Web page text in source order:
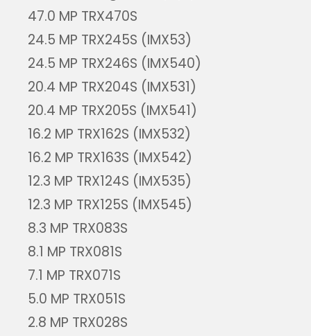
47.0 MP TRX470S
24.5 MP TRX245S (IMX53)
24.5 MP TRX246S (IMX540)
20.4 MP TRX204S (IMX531)
20.4 MP TRX205S (IMX541)
16.2 MP TRX162S (IMX532)
16.2 MP TRX163S (IMX542)
12.3 MP TRX124S (IMX535)
12.3 MP TRX125S (IMX545)
8.3 MP TRX083S
8.1 MP TRX081S
7.1 MP TRX071S
5.0 MP TRX051S
2.8 MP TRX028S